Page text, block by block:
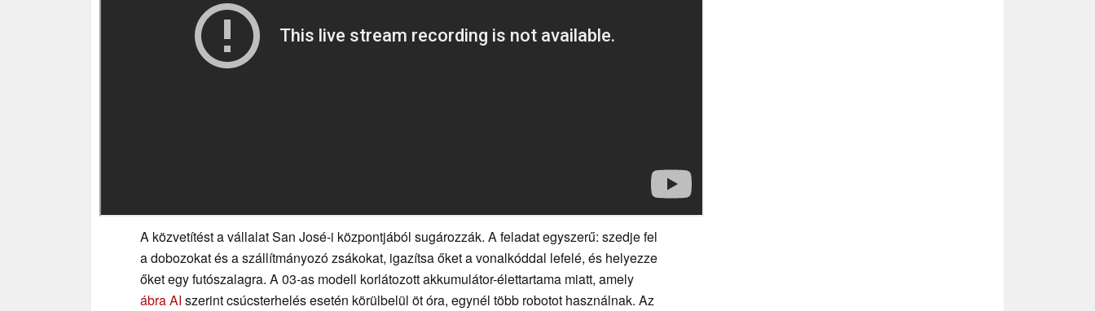
A közvetítést a vállalat San José-i központjából sugározzák. A feladat egyszerű: szedje fel
a dobozokat és a szállítmányozó zsákokat, igazítsa őket a vonalkóddal lefelé, és helyezze
őket egy futószalagra. A 03-as modell korlátozott akkumulátor-élettartama miatt, amely
ábra AI szerint csúcsterhelés esetén körülbelül öt óra, egynél több robotot használnak. Az